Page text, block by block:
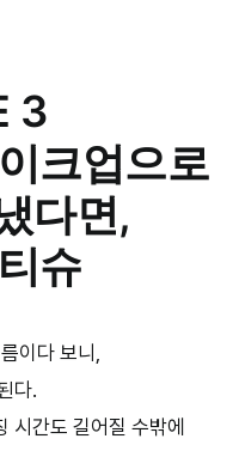
3
크업으로
다면,
슈
이다 보니,
다.
시간도 길어질 수밖에